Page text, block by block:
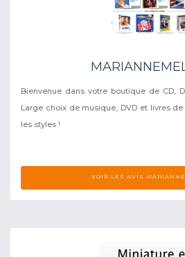
Bienvenue dans votre boutique de CD,
Large choix de musique, DVD et livres
les styles !
VOIR LES AVIS